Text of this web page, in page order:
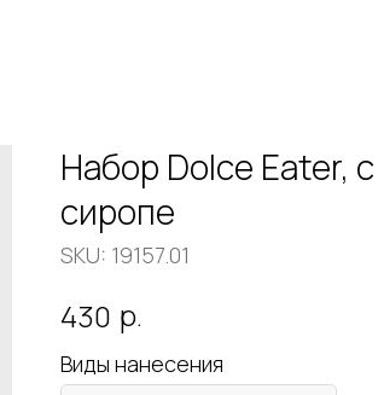
Набор Dolce Eater,
сиропе
SKU: 19157.01
430 р.
Виды нанесения